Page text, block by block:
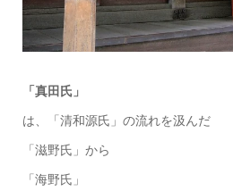
「真田氏」
は、「清和源氏」の流れを汲んだ
「滋野氏」から
「海野氏」